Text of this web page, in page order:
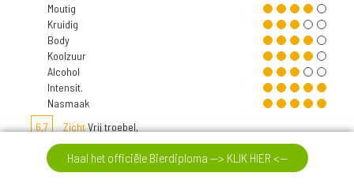
Moutig
Kruidig
Body
Koolzuur
Alcohol
Intensit.
Nasmaak
6,7
ZichtVrij troebel,
6,7 Neusaangename geur, van fruit
Haal het officiële Bierdiploma --> KLIK HIER <--